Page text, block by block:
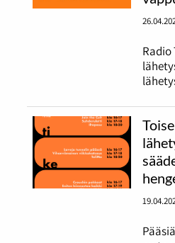
Radio